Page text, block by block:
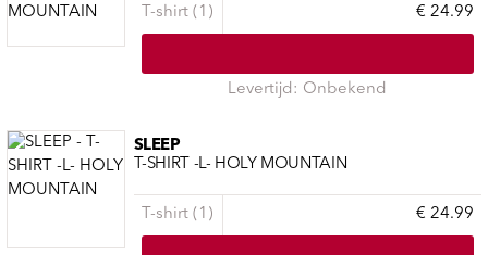
T-shirt (1) € 24.99
Levertijd: Onbekend
SLEEP
T-SHIRT -L- HOLY MOUNTAIN
T-shirt (1) € 24.99